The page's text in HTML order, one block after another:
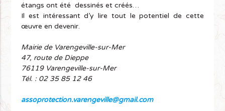
étangs ont été dessinés et créés…
Il est intéressant d’y lire tout le potentiel de cette
œuvre en devenir.
Mairie de Varengeville-sur-Mer
47, route de Dieppe
76119 Varengeville-sur-Mer
Tél. : 02 35 85 12 46
assoprotection.varengeville@gmail.com